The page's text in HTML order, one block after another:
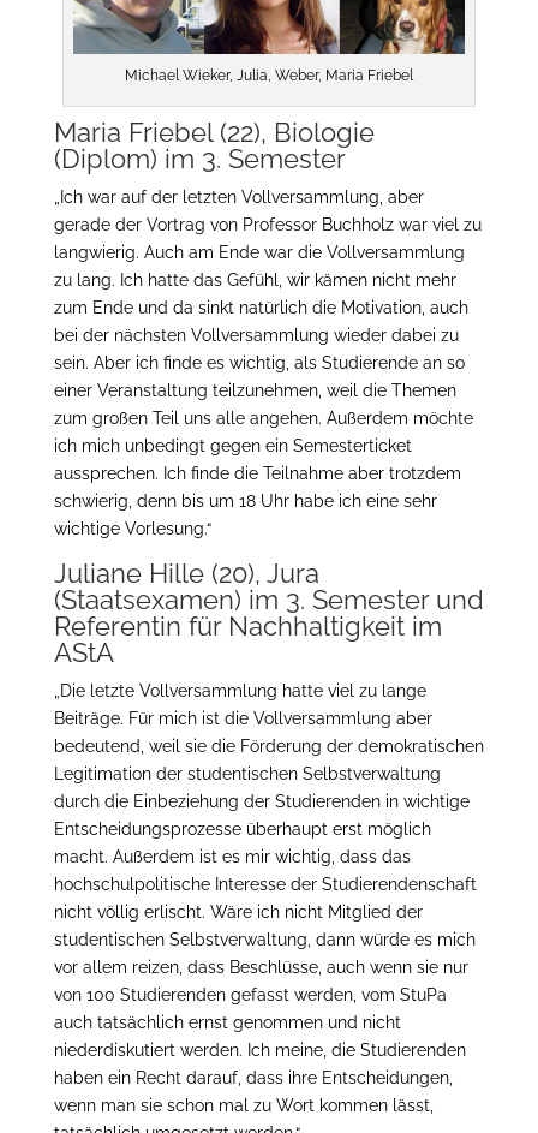
Michael Wieker, Julia, Weber, Maria Friebel
Maria Friebel (22), Biologie
(Diplom) im 3. Semester
„Ich war auf der letzten Vollversammlung, aber
gerade der Vortrag von Professor Buchholz war viel zu
langwierig. Auch am Ende war die Vollversammlung
zu lang. Ich hatte das Gefühl, wir kämen nicht mehr
zum Ende und da sinkt natürlich die Motivation, auch
bei der nächsten Vollversammlung wieder dabei zu
sein. Aber ich finde es wichtig, als Studierende an so
einer Veranstaltung teilzunehmen, weil die Themen
zum großen Teil uns alle angehen. Außerdem möchte
ich mich unbedingt gegen ein Semesterticket
aussprechen. Ich finde die Teilnahme aber trotzdem
schwierig, denn bis um 18 Uhr habe ich eine sehr
wichtige Vorlesung.“
Juliane Hille (20), Jura
(Staatsexamen) im 3. Semester und
Referentin für Nachhaltigkeit im
AStA
„Die letzte Vollversammlung hatte viel zu lange
Beiträge. Für mich ist die Vollversammlung aber
bedeutend, weil sie die Förderung der demokratischen
Legitimation der studentischen Selbstverwaltung
durch die Einbeziehung der Studierenden in wichtige
Entscheidungsprozesse überhaupt erst möglich
macht. Außerdem ist es mir wichtig, dass das
hochschulpolitische Interesse der Studierendenschaft
nicht völlig erlischt. Wäre ich nicht Mitglied der
studentischen Selbstverwaltung, dann würde es mich
vor allem reizen, dass Beschlüsse, auch wenn sie nur
von 100 Studierenden gefasst werden, vom StuPa
auch tatsächlich ernst genommen und nicht
niederdiskutiert werden. Ich meine, die Studierenden
haben ein Recht darauf, dass ihre Entscheidungen,
wenn man sie schon mal zu Wort kommen lässt,